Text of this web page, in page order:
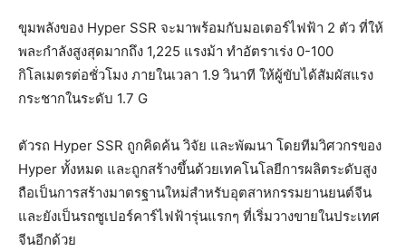
ขุมพลังของ Hyper SSR จะมาพร้อมกับมอเตอร์ไฟฟ้า 2 ตัว ที่ให้
พละกำลังสูงสุดมากถึง 1,225 แรงม้า ทำอัตราเร่ง 0-100
กิโลเมตรต่อชั่วโมง ภายในเวลา 1.9 วินาที ให้ผู้ขับได้สัมผัสแรง
กระชากในระดับ 1.7 G
ตัวรถ Hyper SSR ถูกคิดค้น วิจัย และพัฒนา โดยทีมวิศวกรของ
Hyper ทั้งหมด และถูกสร้างขึ้นด้วยเทคโนโลยีการผลิตระดับสูง
ถือเป็นการสร้างมาตรฐานใหม่สำหรับอุตสาหกรรมยานยนต์จีน
และยังเป็นรถซูเปอร์คาร์ไฟฟ้ารุ่นแรกๆ ที่เริ่มวางขายในประเทศ
จีนอีกด้วย